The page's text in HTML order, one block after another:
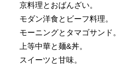
京料理とおばんざい。
モダン洋食とビーフ料理。
モーニングとタマゴサンド。
上等中華と麺&丼。
スイーツと甘味。